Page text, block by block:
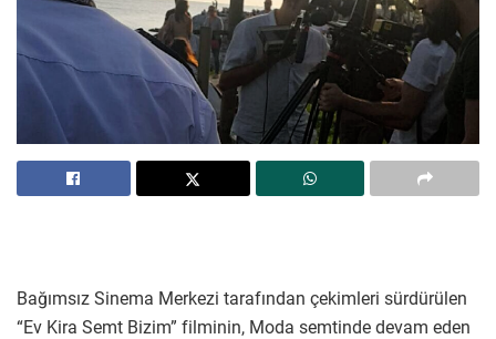
Bağımsız Sinema Merkezi tarafından çekimleri sürdürülen
“Ev Kira Semt Bizim” filminin, Moda semtinde devam eden